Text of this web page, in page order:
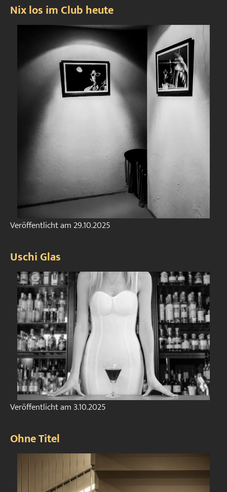
Nix los im Club heute
Veröffentlicht am29.10.2025
Uschi Glas
Veröffentlicht am3.10.2025
Ohne Titel